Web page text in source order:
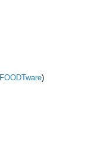
FOODTware)